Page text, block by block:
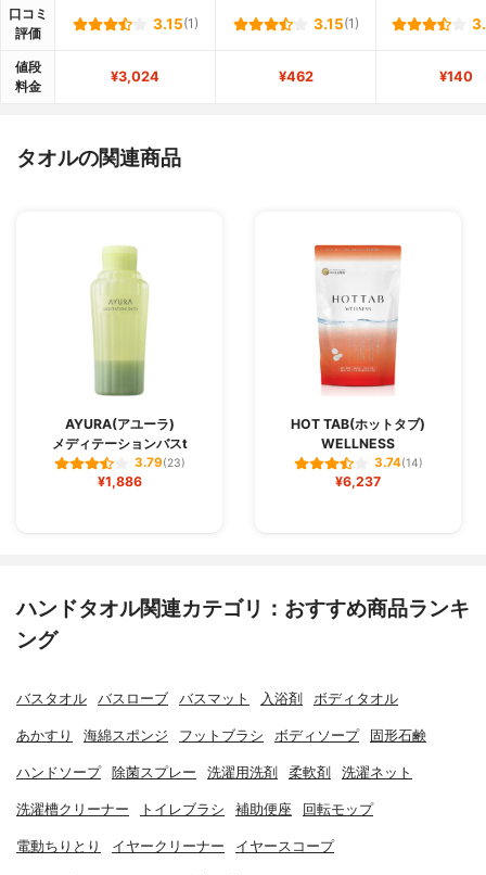
口コミ
評価
3.15(1) 3.15(1)
値段
料金
¥3,024 ¥462 ¥140
タオルの関連商品
AYURA(アユーラ)
メディテーションバスt
3.79(23)
¥1,886
HOT TAB(ホットタブ)
WELLNESS
3.74(14)
¥6,237
ハンドタオル関連カテゴリ：おすすめ商品ランキ
ング
バスタオル バスローブ バスマット 入浴剤 ボディタオル
あかすり 海綿スポンジ フットブラシ ボディソープ 固形石鹸
ハンドソープ 除菌スプレー 洗濯用洗剤 柔軟剤 洗濯ネット
洗濯槽クリーナー トイレブラシ 補助便座 回転モップ
電動ちりとり イヤークリーナー イヤースコープ